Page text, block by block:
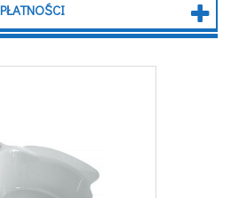
PŁATNOŚCI